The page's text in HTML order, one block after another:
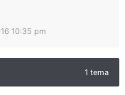
10:35 pm
1 tema